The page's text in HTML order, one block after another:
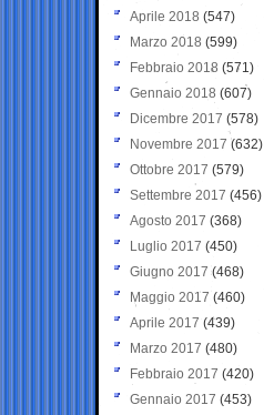
Aprile 2018 (547)
Marzo 2018 (599)
Febbraio 2018 (571)
Gennaio 2018 (607)
Dicembre 2017 (578)
Novembre 2017 (632)
Ottobre 2017 (579)
Settembre 2017 (456)
Agosto 2017 (368)
Luglio 2017 (450)
Giugno 2017 (468)
Maggio 2017 (460)
Aprile 2017 (439)
Marzo 2017 (480)
Febbraio 2017 (420)
Gennaio 2017 (453)